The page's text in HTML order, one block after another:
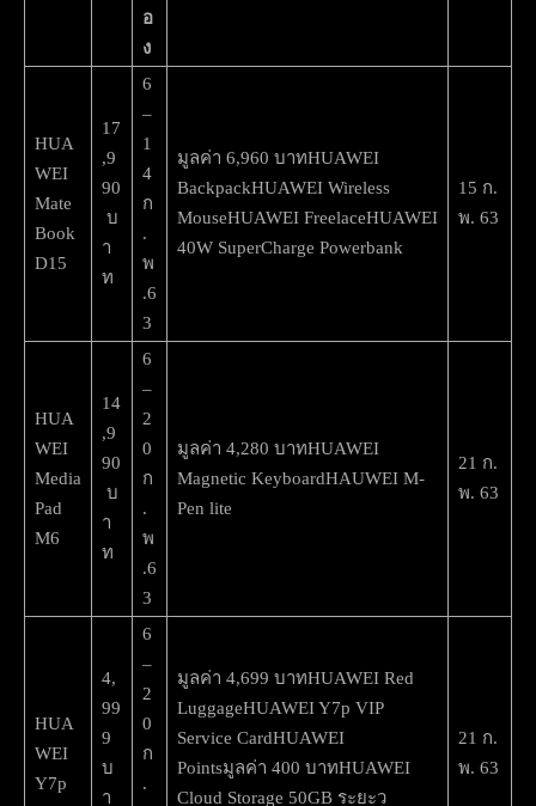
อ
ง
HUA
WEI
Mate
Book
D15
17
,9
90
บ
า
ท
6
–
1
4
ก
.
พ
.6
3
มูลค่า 6,960 บาทHUAWEI
BackpackHUAWEI Wireless
MouseHUAWEI FreelaceHUAWEI
40W SuperCharge Powerbank
15 ก.
พ. 63
HUA
WEI
Media
Pad
M6
14
,9
90
บ
า
ท
6
–
2
0
ก
.
พ
.6
3
มูลค่า 4,280 บาทHUAWEI
Magnetic KeyboardHAUWEI M-
Pen lite
21 ก.
พ. 63
HUA
WEI
Y7p
4,
99
9
บ
า
6
–
2
0
ก
.
มูลค่า 4,699 บาทHUAWEI Red
LuggageHUAWEI Y7p VIP
Service CardHUAWEI
Pointsมูลค่า 400 บาทHUAWEI
Cloud Storage 50GB ระยะว
21 ก.
พ. 63